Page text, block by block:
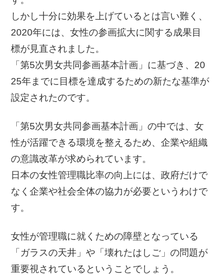
しかし十分に効果を上げているとは言い難く、
2020年には、女性の参画拡大に関する成果目
標が見直されました。
「第5次男女共同参画基本計画」に基づき、20
25年までに目標を達成するための新たな基準が
設定されたのです。
「第5次男女共同参画基本計画」の中では、女
性が活躍できる環境を整えるため、企業や組織
の意識改革が求められています。
日本の女性管理職比率の向上には、政府だけで
なく企業や社会全体の協力が必要というわけで
す。
女性が管理職に就くための障壁となっている
「ガラスの天井」や「壊れたはしご」の問題が
重要視されているということでしょう。